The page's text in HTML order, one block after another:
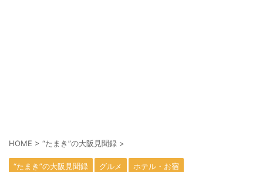
HOME > “たまき”の大阪見聞録 >
“たまき”の大阪見聞録 グルメ ホテル・お宿